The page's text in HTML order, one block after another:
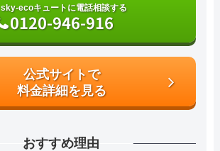
sky-ecoキュートに電話相談する
0120-946-916
公式サイトで
料金詳細を見る
おすすめ理由